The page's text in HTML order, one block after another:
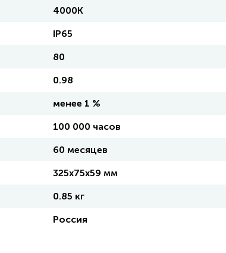
4000K
IP65
80
0.98
менее 1 %
100 000 часов
60 месяцев
325х75х59 мм
0.85 кг
Россия